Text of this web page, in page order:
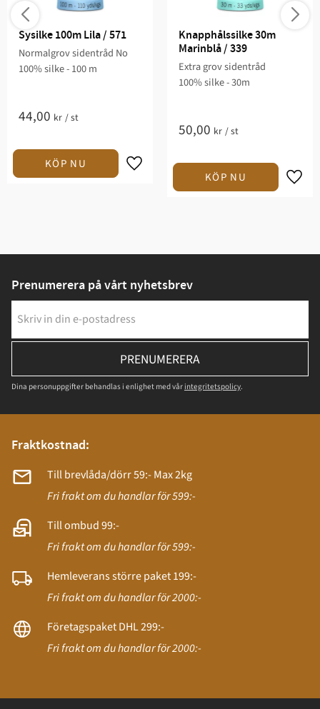
Sysilke 100m Lila / 571
Normalgrov sidentråd No
100% silke - 100 m
44,00 kr /st
Knapphålssilke 30m
Marinblå / 339
Extra grov sidentråd
100% silke - 30m
50,00 kr /st
Prenumerera på vårt nyhetsbrev
PRENUMERERA
Dina personuppgifter behandlas i enlighet med vår integritetspolicy.
Fraktkostnad:
Till brevlåda/dörr 59:- Max 2kg
Fri frakt om du handlar för 599:-
Till ombud 99:-
Fri frakt om du handlar för 599:-
Hemleverans större paket 199:-
Fri frakt om du handlar för 2000:-
Företagspaket DHL 299:-
Fri frakt om du handlar för 2000:-